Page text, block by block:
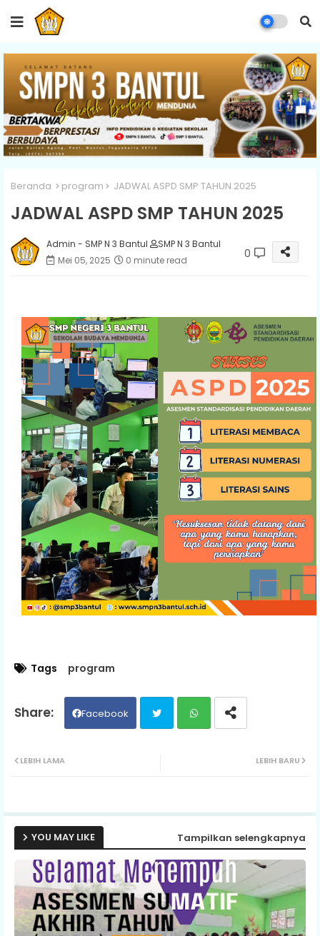
Beranda program JADWAL ASPD SMP TAHUN 2025
JADWAL ASPD SMP TAHUN 2025
Admin - SMP N 3 Bantul
SMP N 3 Bantul
Mei 05, 2025
0 minute read 0
Tags program
Facebook
ap
p
LEBIH BARU
LEBIH LAMA
YOU MAY LIKE Tampilkan selengkapnya